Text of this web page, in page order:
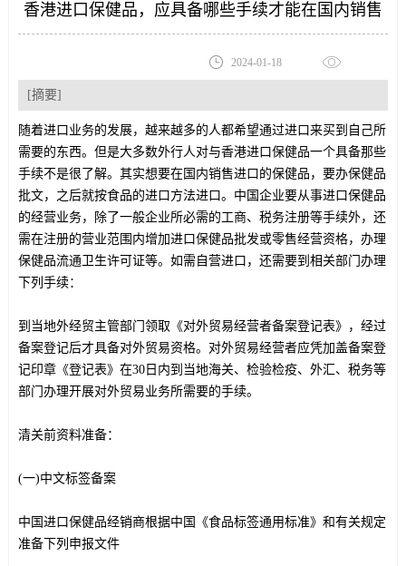
香港进口保健品，应具备哪些手续才能在国内销售
2024-01-18
[摘要]
随着进口业务的发展，越来越多的人都希望通过进口来买到自己所
需要的东西。但是大多数外行人对与香港进口保健品一个具备那些
手续不是很了解。其实想要在国内销售进口的保健品，要办保健品
批文，之后就按食品的进口方法进口。中国企业要从事进口保健品
的经营业务，除了一般企业所必需的工商、税务注册等手续外，还
需在注册的营业范围内增加进口保健品批发或零售经营资格，办理
保健品流通卫生许可证等。如需自营进口，还需要到相关部门办理
下列手续：
到当地外经贸主管部门领取《对外贸易经营者备案登记表》，经过
备案登记后才具备对外贸易资格。对外贸易经营者应凭加盖备案登
记印章《登记表》在30日内到当地海关、检验检疫、外汇、税务等
部门办理开展对外贸易业务所需要的手续。
清关前资料准备：
(一)中文标签备案
中国进口保健品经销商根据中国《食品标签通用标准》和有关规定
准备下列申报文件